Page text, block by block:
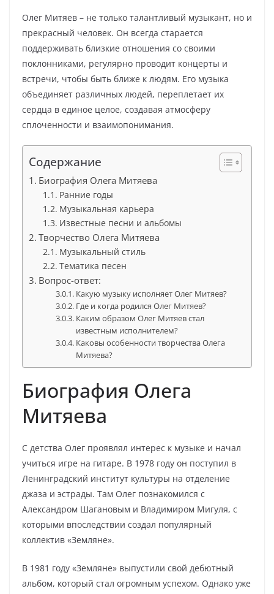
Олег Митяев – не только талантливый музыкант, но и
прекрасный человек. Он всегда старается
поддерживать близкие отношения со своими
поклонниками, регулярно проводит концерты и
встречи, чтобы быть ближе к людям. Его музыка
объединяет различных людей, переплетает их
сердца в единое целое, создавая атмосферу
сплоченности и взаимопонимания.
Содержание
Биография Олега Митяева
Ранние годы
Музыкальная карьера
Известные песни и альбомы
Творчество Олега Митяева
Музыкальный стиль
Тематика песен
Вопрос-ответ:
Какую музыку исполняет Олег Митяев?
Где и когда родился Олег Митяев?
Каким образом Олег Митяев стал
известным исполнителем?
Каковы особенности творчества Олега
Митяева?
Биография Олега
Митяева
C детства Олег проявлял интерес к музыке и начал
учиться игре на гитаре. В 1978 году он поступил в
Ленинградский институт культуры на отделение
джаза и эстрады. Там Олег познакомился с
Александром Шагановым и Владимиром Мигуля, с
которыми впоследствии создал популярный
коллектив «Земляне».
В 1981 году «Земляне» выпустили свой дебютный
альбом, который стал огромным успехом. Однако уже